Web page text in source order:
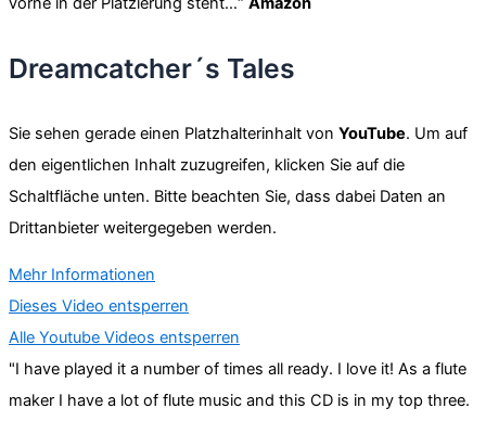
Dreamcatcher´s Tales
Sie sehen gerade einen Platzhalterinhalt von YouTube. Um auf
den eigentlichen Inhalt zuzugreifen, klicken Sie auf die
Schaltfläche unten. Bitte beachten Sie, dass dabei Daten an
Drittanbieter weitergegeben werden.
Mehr Informationen
Dieses Video entsperren
Alle Youtube Videos entsperren
"I have played it a number of times all ready. I love it! As a flute
maker I have a lot of flute music and this CD is in my top three.